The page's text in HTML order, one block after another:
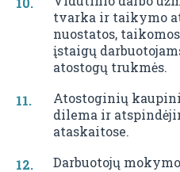
tvarka ir taikymo
nuostatos,
įstaigų
atostogų trukmės.
Atostoginių
dilema ir
ataskaitose.
Darbuotojų